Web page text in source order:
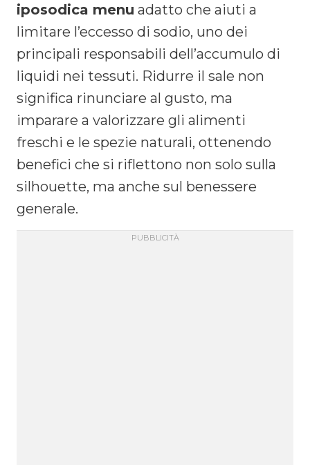
iposodica menu adatto che aiuti a
limitare l’eccesso di sodio, uno dei
principali responsabili dell’accumulo di
liquidi nei tessuti. Ridurre il sale non
significa rinunciare al gusto, ma
imparare a valorizzare gli alimenti
freschi e le spezie naturali, ottenendo
benefici che si riflettono non solo sulla
silhouette, ma anche sul benessere
generale.